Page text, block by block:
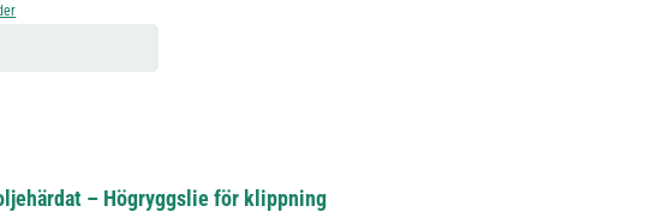
– Högryggslie för klippning